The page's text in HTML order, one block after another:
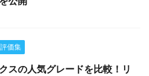
価集
スの人気グレードを比較！リ